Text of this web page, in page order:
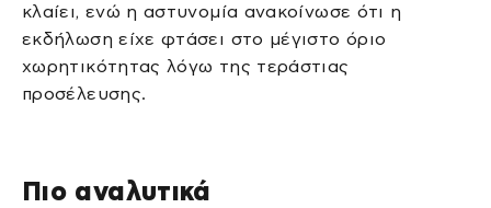
κλαίει, ενώ η αστυνομία ανακοίνωσε ότι η
εκδήλωση είχε φτάσει στο μέγιστο όριο
χωρητικότητας λόγω της τεράστιας
προσέλευσης.
Πιο αναλυτικά